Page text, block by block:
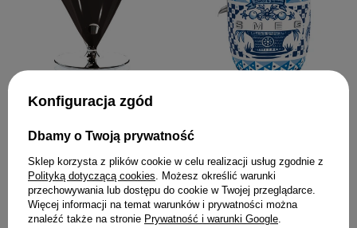
Bugatti VITA wyciskarka do
Cena regularna: 1 098,90 zł
999,00 zł
Najniższa cena produktu w
okresie 30 dni przed
wprowadzeniem obniżki:
999,00 zł
Cena regularna:2 883,00 zł
2 392,99 zł
Najniższa cena produktu w
okresie 30 dni przed
wprowadzeniem obniżki:
2 260,99 zł
Konfiguracja zgód
Dbamy o Twoją prywatność
Sklep korzysta z plików cookie w celu realizacji usług zgodnie z
Polityką dotyczącą cookies . Możesz określić warunki
przechowywania lub dostępu do cookie w Twojej przeglądarce.
Więcej informacji na temat warunków i prywatności można
znaleźć także na stronie Prywatność i warunki Google